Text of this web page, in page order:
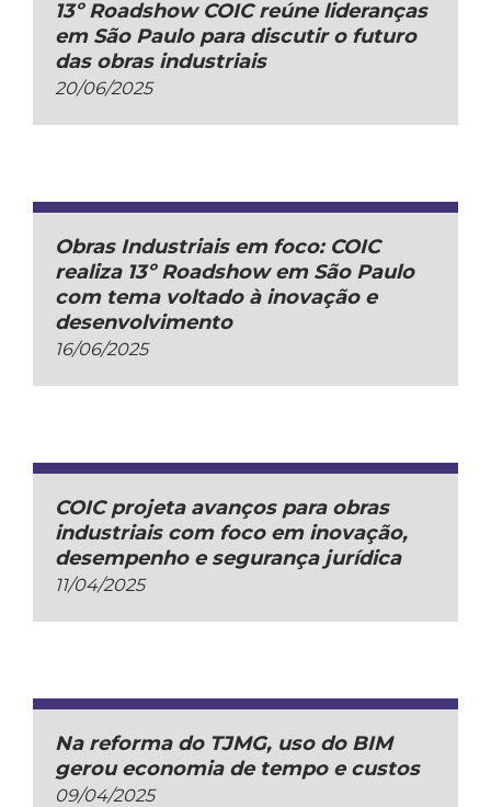
13º Roadshow COIC reúne lideranças
em São Paulo para discutir o futuro
das obras industriais
20/06/2025
Obras Industriais em foco: COIC
realiza 13º Roadshow em São Paulo
com tema voltado à inovação e
desenvolvimento
16/06/2025
COIC projeta avanços para obras
industriais com foco em inovação,
desempenho e segurança jurídica
11/04/2025
Na reforma do TJMG, uso do BIM
gerou economia de tempo e custos
09/04/2025